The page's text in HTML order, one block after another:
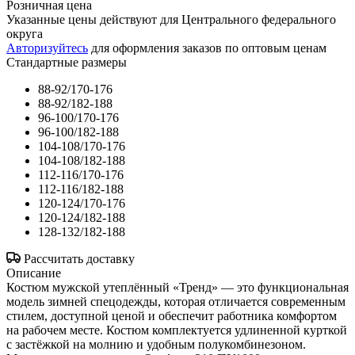
Розничная цена
Указанные цены действуют для Центрального федерального
округа
Авторизуйтесь для оформления заказов по оптовым ценам
Стандартные размеры
88-92/170-176
88-92/182-188
96-100/170-176
96-100/182-188
104-108/170-176
104-108/182-188
112-116/170-176
112-116/182-188
120-124/170-176
120-124/182-188
128-132/182-188
Рассчитать доставку
Описание
Костюм мужской утеплённый «Тренд» — это функциональная
модель зимней спецодежды, которая отличается современным
стилем, доступной ценой и обеспечит работника комфортом
на рабочем месте. Костюм комплектуется удлиненной курткой
с застёжкой на молнию и удобным полукомбинезоном.